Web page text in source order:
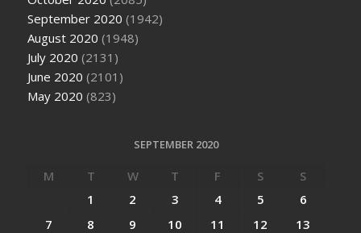
September 2020 (1942)
August 2020 (1948)
July 2020 (2131)
June 2020 (2101)
May 2020 (823)
SEPTEMBER 2020
M T W T F S
S
1
2 3 4 5
6
7
8 9 10 11 12
13